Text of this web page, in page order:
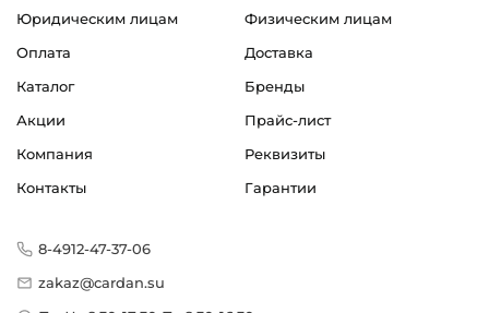
Юридическим лицам
Физическим лицам
Оплата
Доставка
Каталог
Бренды
Акции
Прайс-лист
Компания
Реквизиты
Контакты
Гарантии
8-4912-47-37-06
zakaz@cardan.su